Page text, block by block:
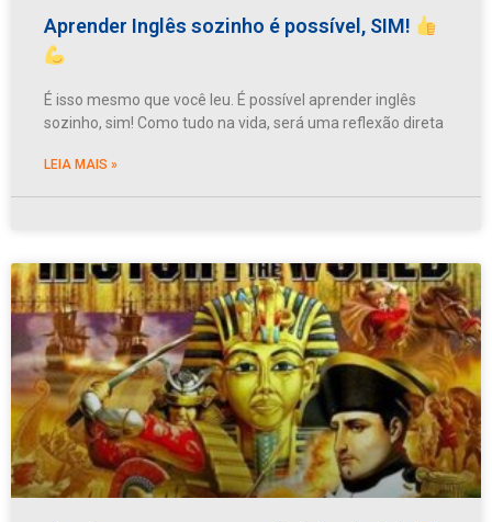
Aprender Inglês sozinho é possível, SIM!
É isso mesmo que você leu. É possível aprender inglês
sozinho, sim! Como tudo na vida, será uma reflexão direta
LEIA MAIS »